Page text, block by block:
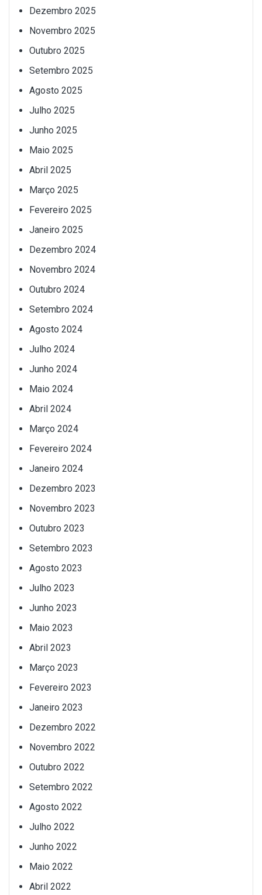
Dezembro 2025
Novembro 2025
Outubro 2025
Setembro 2025
Agosto 2025
Julho 2025
Junho 2025
Maio 2025
Abril 2025
Março 2025
Fevereiro 2025
Janeiro 2025
Dezembro 2024
Novembro 2024
Outubro 2024
Setembro 2024
Agosto 2024
Julho 2024
Junho 2024
Maio 2024
Abril 2024
Março 2024
Fevereiro 2024
Janeiro 2024
Dezembro 2023
Novembro 2023
Outubro 2023
Setembro 2023
Agosto 2023
Julho 2023
Junho 2023
Maio 2023
Abril 2023
Março 2023
Fevereiro 2023
Janeiro 2023
Dezembro 2022
Novembro 2022
Outubro 2022
Setembro 2022
Agosto 2022
Julho 2022
Junho 2022
Maio 2022
Abril 2022